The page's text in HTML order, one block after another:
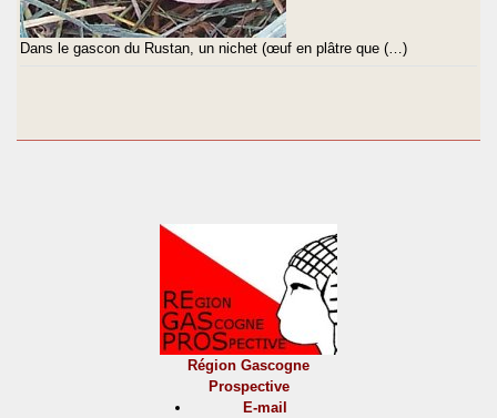
Dans le gascon du Rustan, un nichet (œuf en plâtre que (…)
Région Gascogne
Prospective
E-mail